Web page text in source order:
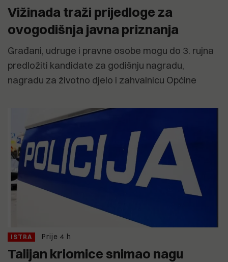
Vižinada traži prijedloge za
ovogodišnja javna priznanja
Građani, udruge i pravne osobe mogu do 3. rujna
predložiti kandidate za godišnju nagradu,
nagradu za životno djelo i zahvalnicu Općine
ISTRA Prije 4 h
Talijan kriomice snimao nagu